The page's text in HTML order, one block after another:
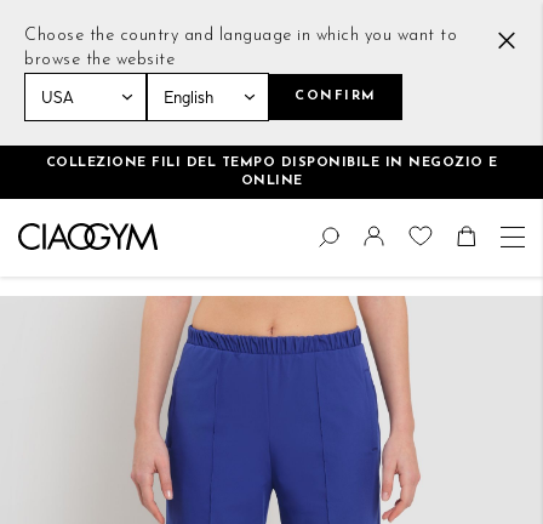
Choose the country and language in which you want to
browse the website
CONFIRM
COLLEZIONE FILI DEL TEMPO DISPONIBILE IN NEGOZIO E
ONLINE
Salta
contenuto
Cambia
Cerca